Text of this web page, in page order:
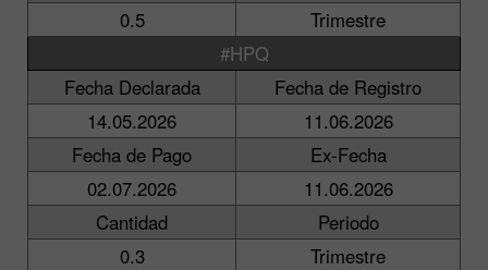
0.5
Trimestre
#HPQ
Fecha Declarada
Fecha de Registro
14.05.2026
11.06.2026
Fecha de Pago
Ex-Fecha
02.07.2026
11.06.2026
Cantidad
Periodo
0.3
Trimestre